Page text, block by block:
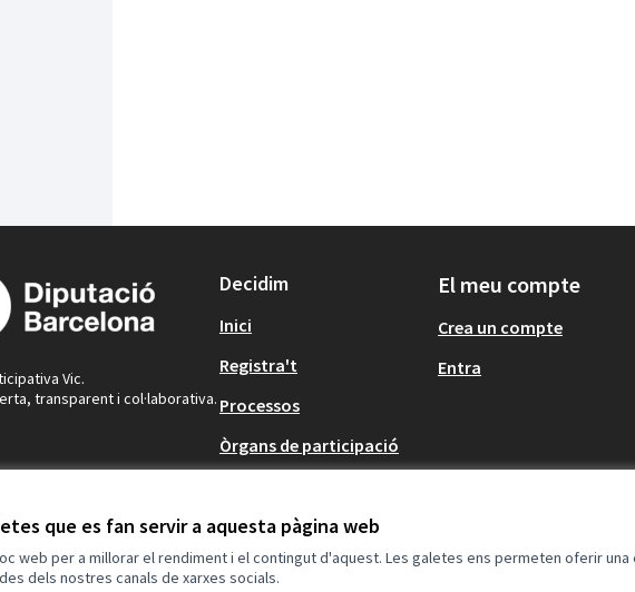
que es fan servir a aquesta pàgina web
web per a millorar el rendiment i el contingut d'aquest. Les galetes ens permeten oferir una
dels nostres canals de xarxes socials.
Vic.
transparent i col·laborativa.
Decidim
Inici
Registra't
Processos
Òrgans de participació
El meu compte
Crea un compte
Entra